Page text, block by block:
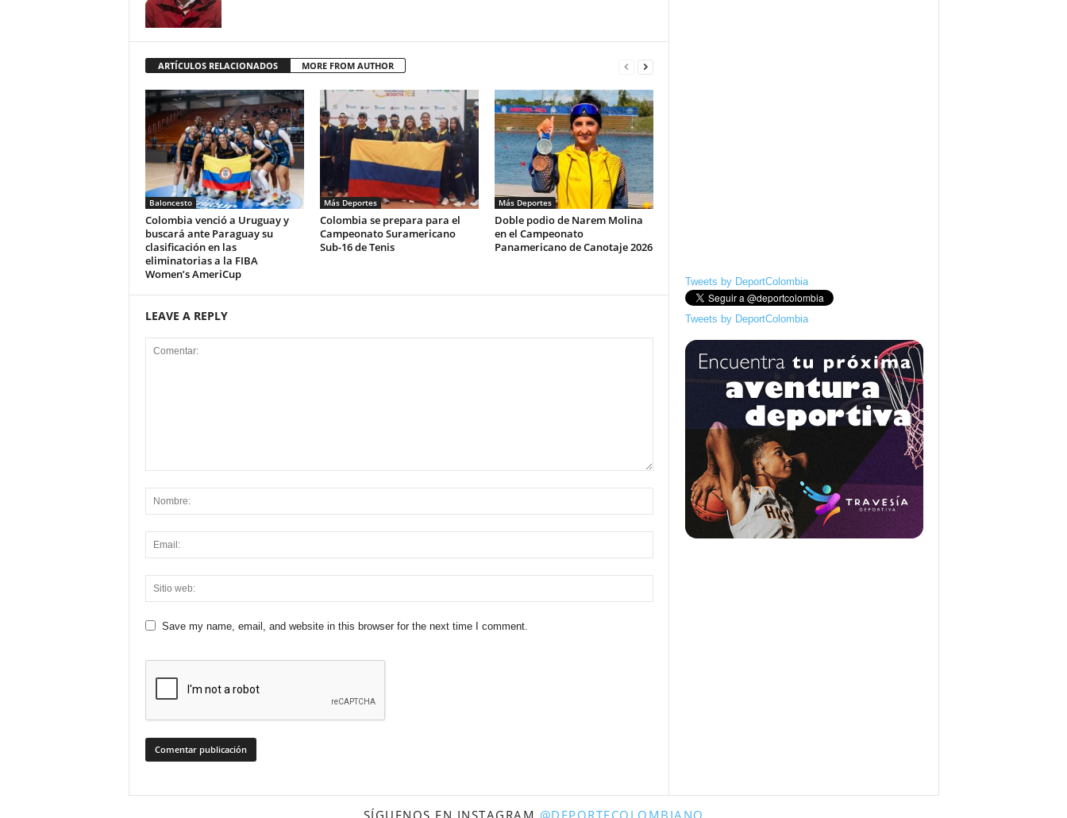
ARTÍCULOS RELACIONADOS MORE FROM AUTHOR
Baloncesto
Colombia venció a Uruguay y
buscará ante Paraguay su
clasificación en las
eliminatorias a la FIBA
Women’s AmeriCup
Más Deportes
Colombia se prepara para el
Campeonato Suramericano
Sub-16 de Tenis
Más Deportes
Doble podio de Narem Molina
en el Campeonato
Panamericano de Canotaje 2026
LEAVE A REPLY
Save my name, email, and website in this browser for the next time I comment.
Tweets by DeportColombia
Tweets by DeportColombia
SÍGUENOS EN INSTAGRAM @DEPORTECOLOMBIANO